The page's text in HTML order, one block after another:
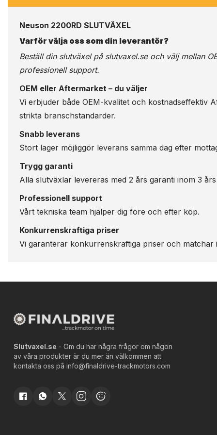
Neuson 2200RD SLUTVÄXEL
Varför välja oss som din leverantör?
Beställ din slutväxel på slutvaxel.seoch välj mellan
professionell support.
OEM eller Aftermarket – du väljer
Vi erbjuder både OEM-kvalitet och kostnadseffektiv
strikta branschstandarder.
Snabb leverans
Stort lager möjliggör leverans samma dag efter
Trygg garanti
Alla slutväxlar levereras med 2 års garanti inom 3
Professionell support
Vårt tekniska team hjälper dig före och efter köp.
Konkurrenskraftiga priser
Vi garanterar konkurrenskraftiga priser och matchar
Slutvaxel.se - Om du har några frågor om någon
av våra produkter är du mer än välkommen att
kontakta oss på info@finaldrive-trackmotors.com